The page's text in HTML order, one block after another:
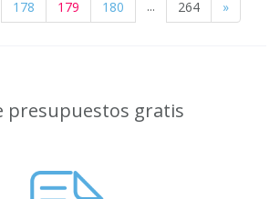
178 179 180 ... 264 »
presupuestos gratis